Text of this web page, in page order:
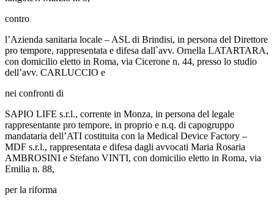
contro
l’Azienda sanitaria locale – ASL di Brindisi, in persona del Direttore
pro tempore, rappresentata e difesa dall`avv. Ornella LATARTARA,
con domicilio eletto in Roma, via Cicerone n. 44, presso lo studio
dell’avv. CARLUCCIO e
nei confronti di
SAPIO LIFE s.r.l., corrente in Monza, in persona del legale
rappresentante pro tempore, in proprio e n.q. di capogruppo
mandataria dell’ATI costituita con la Medical Device Factory –
MDF s.r.l., rappresentata e difesa dagli avvocati Maria Rosaria
AMBROSINI e Stefano VINTI, con domicilio eletto in Roma, via
Emilia n. 88,
per la riforma